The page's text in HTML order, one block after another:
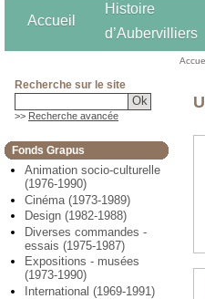
Accueil
Histoire
d’Aubervilliers
Recherche sur le site
>> Recherche avancée
Fonds Grapus
Animation socio-culturelle
(1976-1990)
Cinéma (1973-1989)
Design (1982-1988)
Diverses commandes -
essais (1975-1987)
Expositions - musées
(1973-1990)
International (1969-1991)